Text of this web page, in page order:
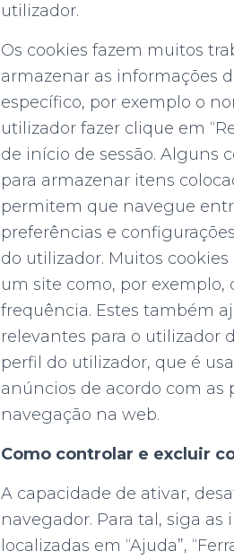
utilizador.
Os cookies fazem muitos
armazenar as informações
específico, por exemplo o
utilizador fazer clique em
de início de sessão. Alguns
para armazenar itens
permitem que navegue
preferências e
do utilizador. Muitos
um site como, por
frequência. Estes também
relevantes para o utilizador
perfil do utilizador, que é
anúncios de acordo com as
navegação na web.
Como controlar e excluir
A capacidade de ativar,
navegador. Para tal, siga
localizadas em “Ajuda”,